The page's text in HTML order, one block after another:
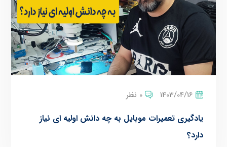
1403/04/16 0 نظر
یادگیری تعمیرات موبایل به چه دانش اولیه ای نیاز
دارد؟